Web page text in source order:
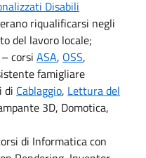
Disabili
riqualificarsi negli
del lavoro locale;
– corsi ASA, OSS,
famigliare
di Cablaggio, Lettura del
3D, Domotica,
di Informatica con